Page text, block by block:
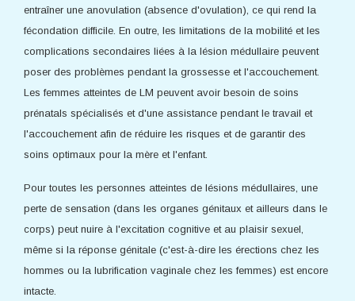
entraîner une anovulation (absence d'ovulation), ce qui rend la
fécondation difficile. En outre, les limitations de la mobilité et les
complications secondaires liées à la lésion médullaire peuvent
poser des problèmes pendant la grossesse et l'accouchement.
Les femmes atteintes de LM peuvent avoir besoin de soins
prénatals spécialisés et d'une assistance pendant le travail et
l'accouchement afin de réduire les risques et de garantir des
soins optimaux pour la mère et l'enfant.
Pour toutes les personnes atteintes de lésions médullaires, une
perte de sensation (dans les organes génitaux et ailleurs dans le
corps) peut nuire à l'excitation cognitive et au plaisir sexuel,
même si la réponse génitale (c'est-à-dire les érections chez les
hommes ou la lubrification vaginale chez les femmes) est encore
intacte.